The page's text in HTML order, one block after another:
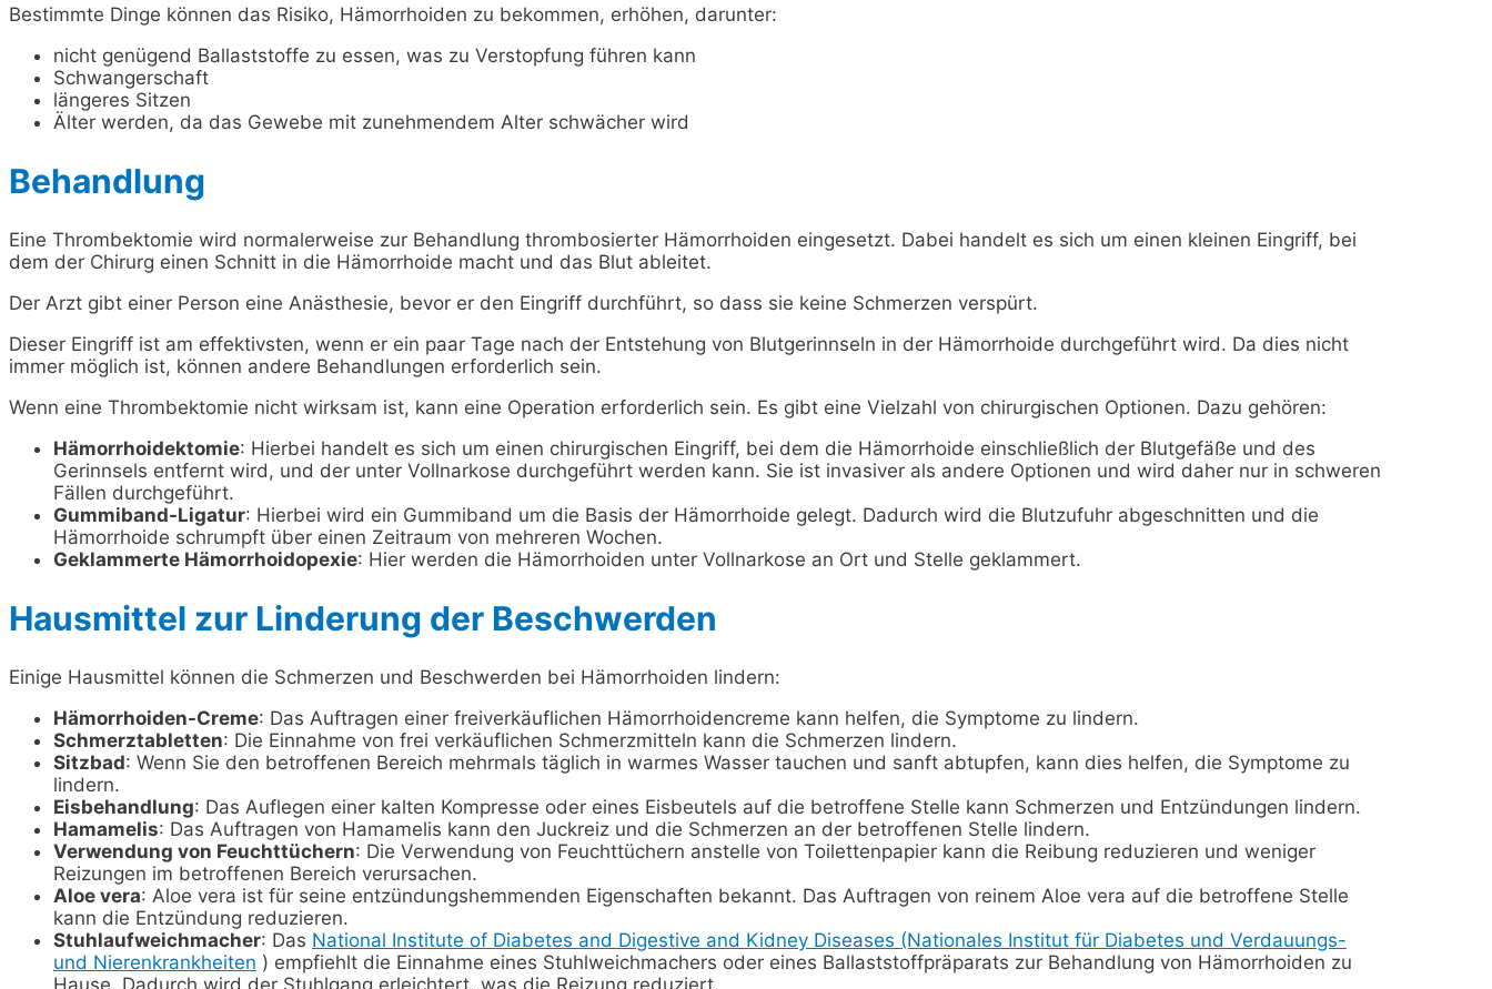
Bestimmte Dinge können das Risiko, Hämorrhoiden zu bekommen, erhöhen, darunter:
nicht genügend Ballaststoffe zu essen, was zu Verstopfung führen kann
Schwangerschaft
längeres Sitzen
Älter werden, da das Gewebe mit zunehmendem Alter schwächer wird
Behandlung
Eine Thrombektomie wird normalerweise zur Behandlung thrombosierter Hämorrhoiden eingesetzt. Dabei handelt es sich um einen kleinen Eingriff, bei
dem der Chirurg einen Schnitt in die Hämorrhoide macht und das Blut ableitet.
Der Arzt gibt einer Person eine Anästhesie, bevor er den Eingriff durchführt, so dass sie keine Schmerzen verspürt.
Dieser Eingriff ist am effektivsten, wenn er ein paar Tage nach der Entstehung von Blutgerinnseln in der Hämorrhoide durchgeführt wird. Da dies nicht
immer möglich ist, können andere Behandlungen erforderlich sein.
Wenn eine Thrombektomie nicht wirksam ist, kann eine Operation erforderlich sein. Es gibt eine Vielzahl von chirurgischen Optionen. Dazu gehören:
Hämorrhoidektomie: Hierbei handelt es sich um einen chirurgischen Eingriff, bei dem die Hämorrhoide einschließlich der Blutgefäße und des
Gerinnsels entfernt wird, und der unter Vollnarkose durchgeführt werden kann. Sie ist invasiver als andere Optionen und wird daher nur in schweren
Fällen durchgeführt.
Gummiband-Ligatur: Hierbei wird ein Gummiband um die Basis der Hämorrhoide gelegt. Dadurch wird die Blutzufuhr abgeschnitten und die
Hämorrhoide schrumpft über einen Zeitraum von mehreren Wochen.
Geklammerte Hämorrhoidopexie: Hier werden die Hämorrhoiden unter Vollnarkose an Ort und Stelle geklammert.
Hausmittel zur Linderung der Beschwerden
Einige Hausmittel können die Schmerzen und Beschwerden bei Hämorrhoiden lindern:
Hämorrhoiden-Creme: Das Auftragen einer freiverkäuflichen Hämorrhoidencreme kann helfen, die Symptome zu lindern.
Schmerztabletten: Die Einnahme von frei verkäuflichen Schmerzmitteln kann die Schmerzen lindern.
Sitzbad: Wenn Sie den betroffenen Bereich mehrmals täglich in warmes Wasser tauchen und sanft abtupfen, kann dies helfen, die Symptome zu
lindern.
Eisbehandlung: Das Auflegen einer kalten Kompresse oder eines Eisbeutels auf die betroffene Stelle kann Schmerzen und Entzündungen lindern.
Hamamelis: Das Auftragen von Hamamelis kann den Juckreiz und die Schmerzen an der betroffenen Stelle lindern.
Verwendung von Feuchttüchern: Die Verwendung von Feuchttüchern anstelle von Toilettenpapier kann die Reibung reduzieren und weniger
Reizungen im betroffenen Bereich verursachen.
Aloe vera: Aloe vera ist für seine entzündungshemmenden Eigenschaften bekannt. Das Auftragen von reinem Aloe vera auf die betroffene Stelle
kann die Entzündung reduzieren.
Stuhlaufweichmacher: Das National Institute of Diabetes and Digestive and Kidney Diseases (Nationales Institut für Diabetes und Verdauungs-
und Nierenkrankheiten ) empfiehlt die Einnahme eines Stuhlweichmachers oder eines Ballaststoffpräparats zur Behandlung von Hämorrhoiden zu
Hause. Dadurch wird der Stuhlgang erleichtert, was die Reizung reduziert.